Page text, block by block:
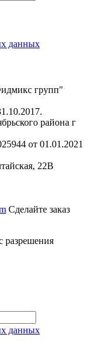
данных
групп"
района г
от 01.01.2021
22В
Сделайте заказ
разрешения
данных